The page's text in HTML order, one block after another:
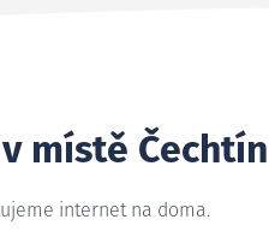
místě Čechtín
internet na doma.